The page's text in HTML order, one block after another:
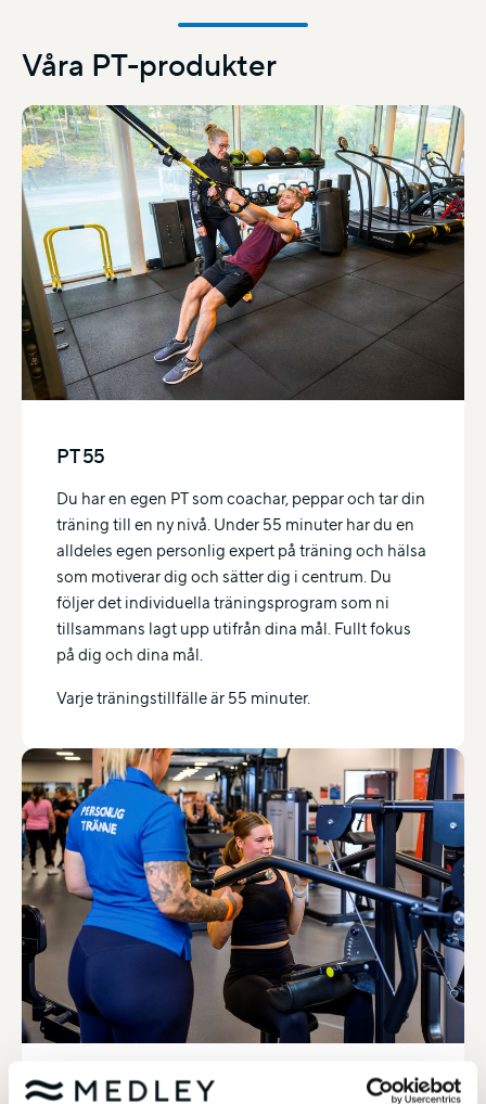
Våra PT-produkter
PT 55
Du har en egen PT som coachar, peppar och tar din
träning till en ny nivå. Under 55 minuter har du en
alldeles egen personlig expert på träning och hälsa
som motiverar dig och sätter dig i centrum. Du
följer det individuella träningsprogram som ni
tillsammans lagt upp utifrån dina mål. Fullt fokus
på dig och dina mål.
Varje träningstillfälle är 55 minuter.